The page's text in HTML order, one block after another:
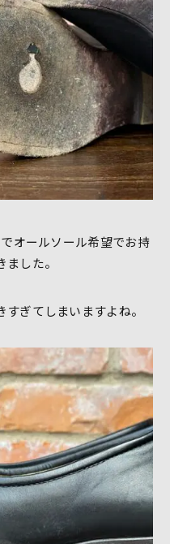
オールソール希望でお持
した。
ぎてしまいますよね。